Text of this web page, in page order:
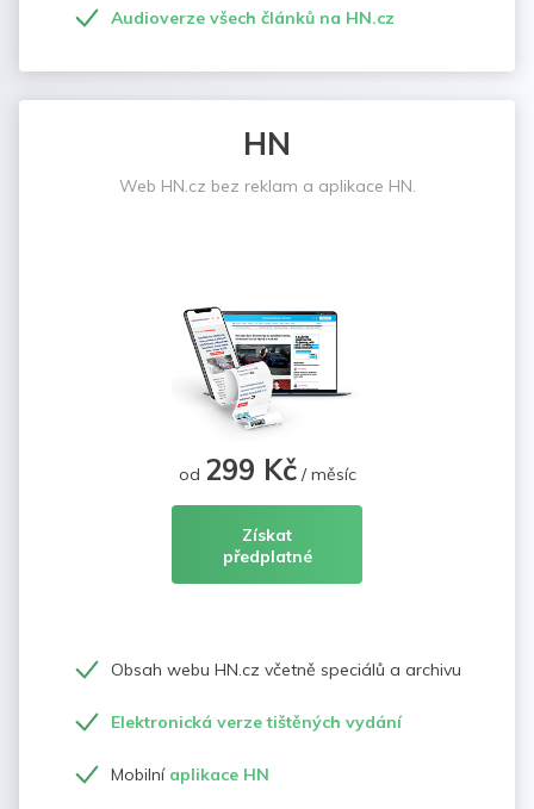
Audioverze všech článků na HN.cz
HN
Web HN.cz bez reklam a aplikace HN.
od 299 Kč/ měsíc
Získat
předplatné
Obsah webu HN.cz včetně speciálů a archivu
Elektronická verze tištěných vydání
Mobilní aplikace HN